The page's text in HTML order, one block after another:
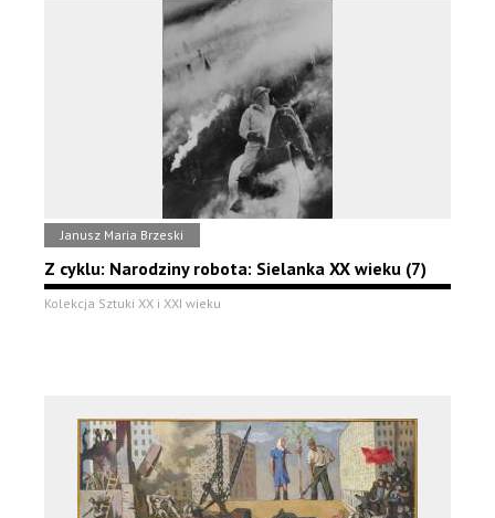
Janusz Maria Brzeski
Z cyklu: Narodziny robota: Sielanka XX wieku (7)
Kolekcja Sztuki XX i XXI wieku